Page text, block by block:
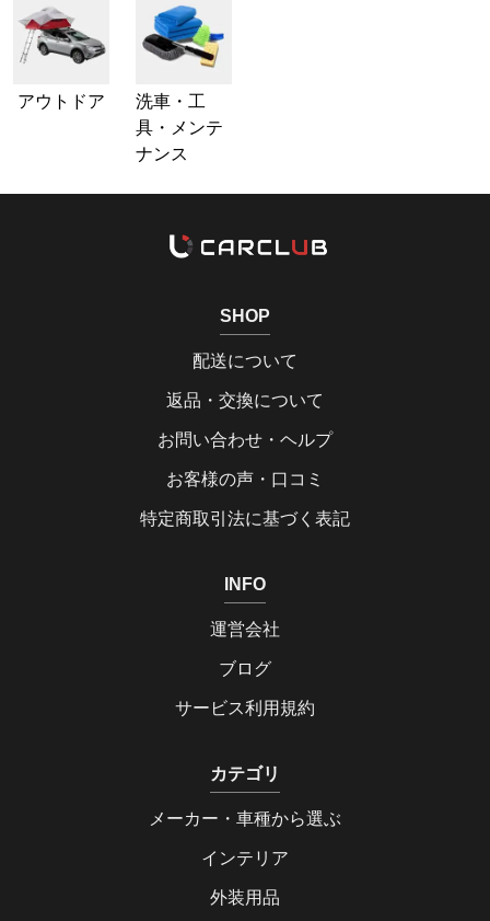
アウトドア
洗車・工
具・メンテ
ナンス
SHOP
配送について
返品・交換について
お問い合わせ・ヘルプ
お客様の声・口コミ
特定商取引法に基づく表記
INFO
運営会社
ブログ
サービス利用規約
カテゴリ
メーカー・車種から選ぶ
インテリア
外装用品